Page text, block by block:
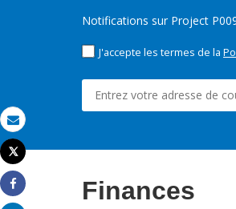
Email
Imprimer
Tweet
Share
Notifications sur Project
J'accepte les termes de la
Finances